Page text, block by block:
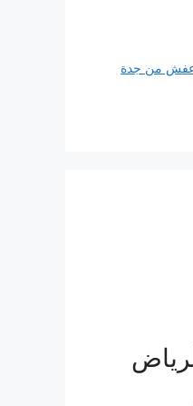
من جدة